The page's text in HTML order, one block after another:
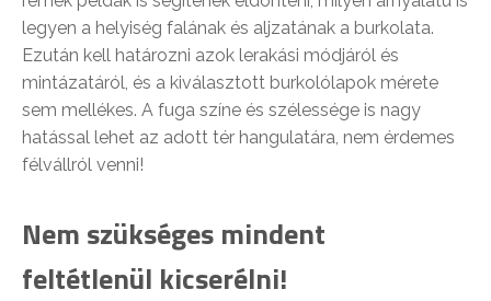
legyen a helyiség falának és aljzatának a burkolata.
Ezután kell határozni azok lerakási módjáról és
mintázatáról, és a kiválasztott burkolólapok mérete
sem mellékes. A fuga színe és szélessége is nagy
hatással lehet az adott tér hangulatára, nem érdemes
félvállról venni!
Nem szükséges mindent
feltétlenül kicserélni!